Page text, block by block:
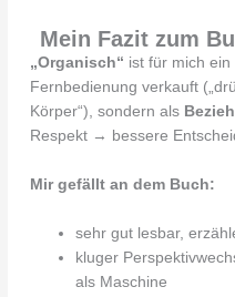
Mein Fazit zum
„Organisch“ ist für mich
Fernbedienung verkauft
Körper“), sondern als
Respekt → bessere
Mir gefällt an dem Buch:
sehr gut lesbar,
kluger
als Maschine